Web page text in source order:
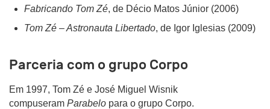
Fabricando Tom Zé, de Décio Matos Júnior (2006)
Tom Zé – Astronauta Libertado, de Igor Iglesias (2009)
Parceria com o grupo Corpo
Em 1997, Tom Zé e José Miguel Wisnik
compuseram Parabelo para o grupo Corpo.